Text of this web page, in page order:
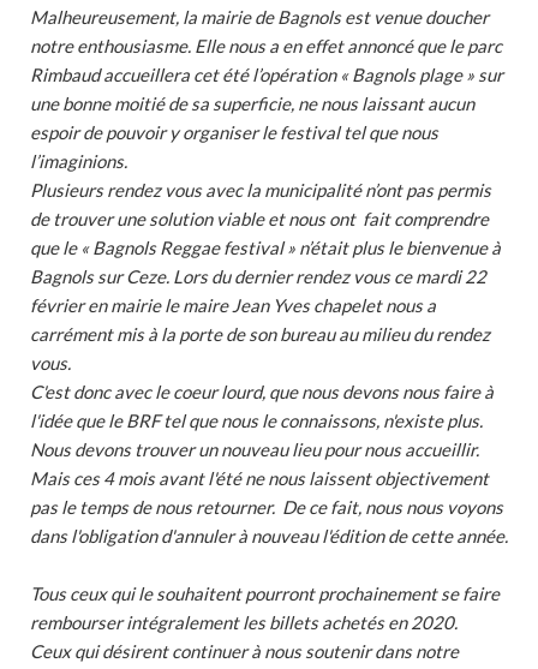
Malheureusement, la mairie de Bagnols est venue doucher
notre enthousiasme. Elle nous a en effet annoncé que le parc
Rimbaud accueillera cet été l’opération « Bagnols plage » sur
une bonne moitié de sa superficie, ne nous laissant aucun
espoir de pouvoir y organiser le festival tel que nous
l’imaginions.
Plusieurs rendez vous avec la municipalité n’ont pas permis
de trouver une solution viable et nous ont fait comprendre
que le « Bagnols Reggae festival » n’était plus le bienvenue à
Bagnols sur Ceze. Lors du dernier rendez vous ce mardi 22
février en mairie le maire Jean Yves chapelet nous a
carrément mis à la porte de son bureau au milieu du rendez
vous.
C'est donc avec le coeur lourd, que nous devons nous faire à
l'idée que le BRF tel que nous le connaissons, n'existe plus.
Nous devons trouver un nouveau lieu pour nous accueillir.
Mais ces 4 mois avant l'été ne nous laissent objectivement
pas le temps de nous retourner. De ce fait, nous nous voyons
dans l'obligation d'annuler à nouveau l'édition de cette année.
Tous ceux qui le souhaitent pourront prochainement se faire
rembourser intégralement les billets achetés en 2020.
Ceux qui désirent continuer à nous soutenir dans notre